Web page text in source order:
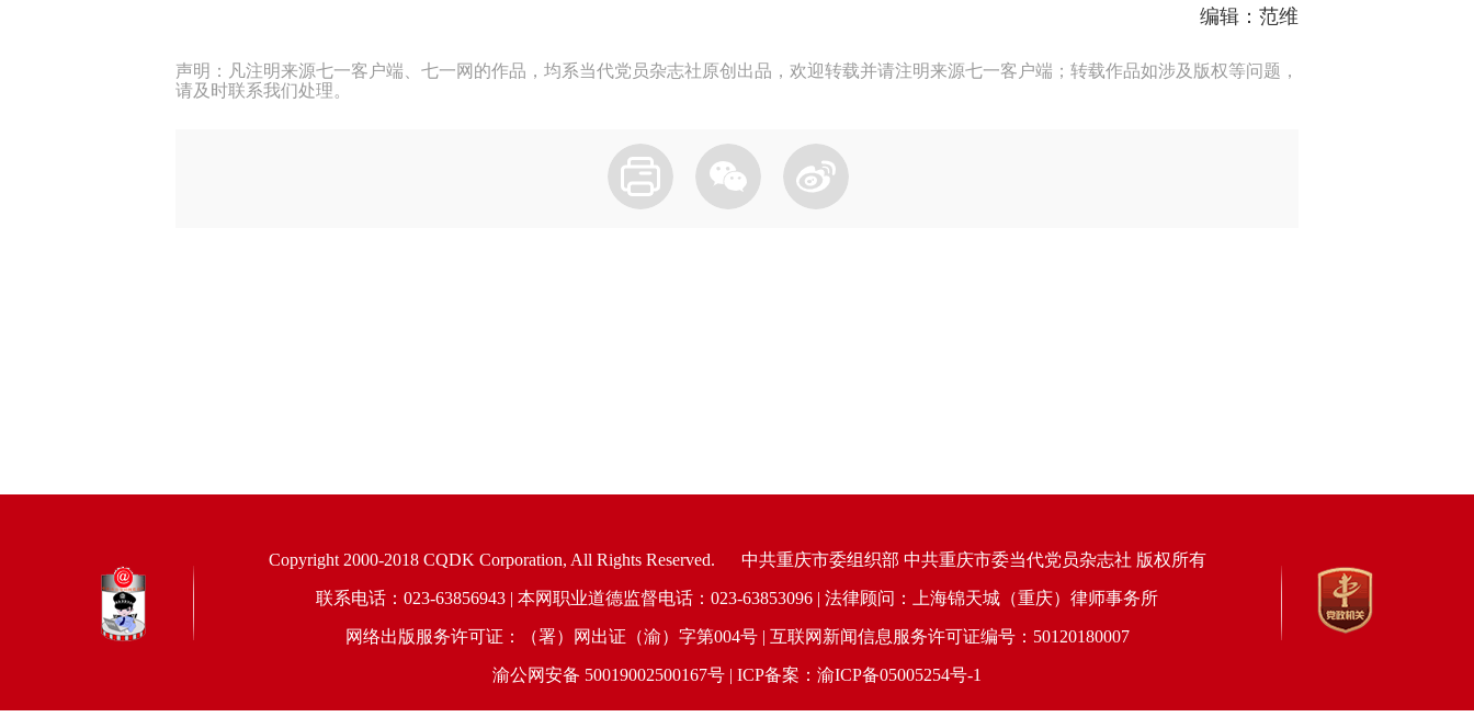
编辑：范维
声明：凡注明来源七一客户端、七一网的作品，均系当代党员杂志社原创出品，欢迎转载并请注明来源七一客户端；转载作品如涉及版权等问题，
请及时联系我们处理。
Copyright 2000-2018 CQDK Corporation, All Rights Reserved. 中共重庆市委组织部 中共重庆市委当代党员杂志社 版权所有
联系电话：023-63856943 | 本网职业道德监督电话：023-63853096 | 法律顾问：上海锦天城（重庆）律师事务所
网络出版服务许可证：（署）网出证（渝）字第004号 | 互联网新闻信息服务许可证编号：50120180007
渝公网安备 50019002500167号 | ICP备案：渝ICP备05005254号-1